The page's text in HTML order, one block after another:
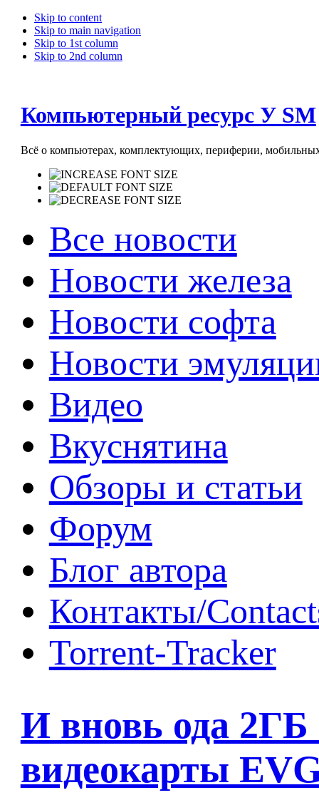
Skip to content
Skip to main navigation
Skip to 1st column
Skip to 2nd column
Компьютерный ресурс У SM
Всё о компьютерах, комплектующих, периферии, мобильных
Все новости
Новости железа
Новости софта
Новости
Видео
Вкуснятина
Обзоры и статьи
Форум
Блог автора
Контакты/
Torrent-Tracker
И вновь ода 2ГБ
видеокарты